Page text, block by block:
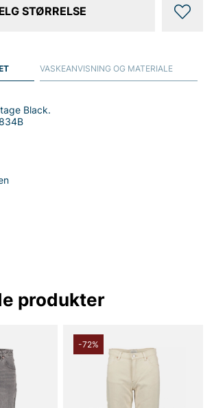
STØRRELSE
Black.
VASKEANVISNING OG MATERIALE
produkter
-72%